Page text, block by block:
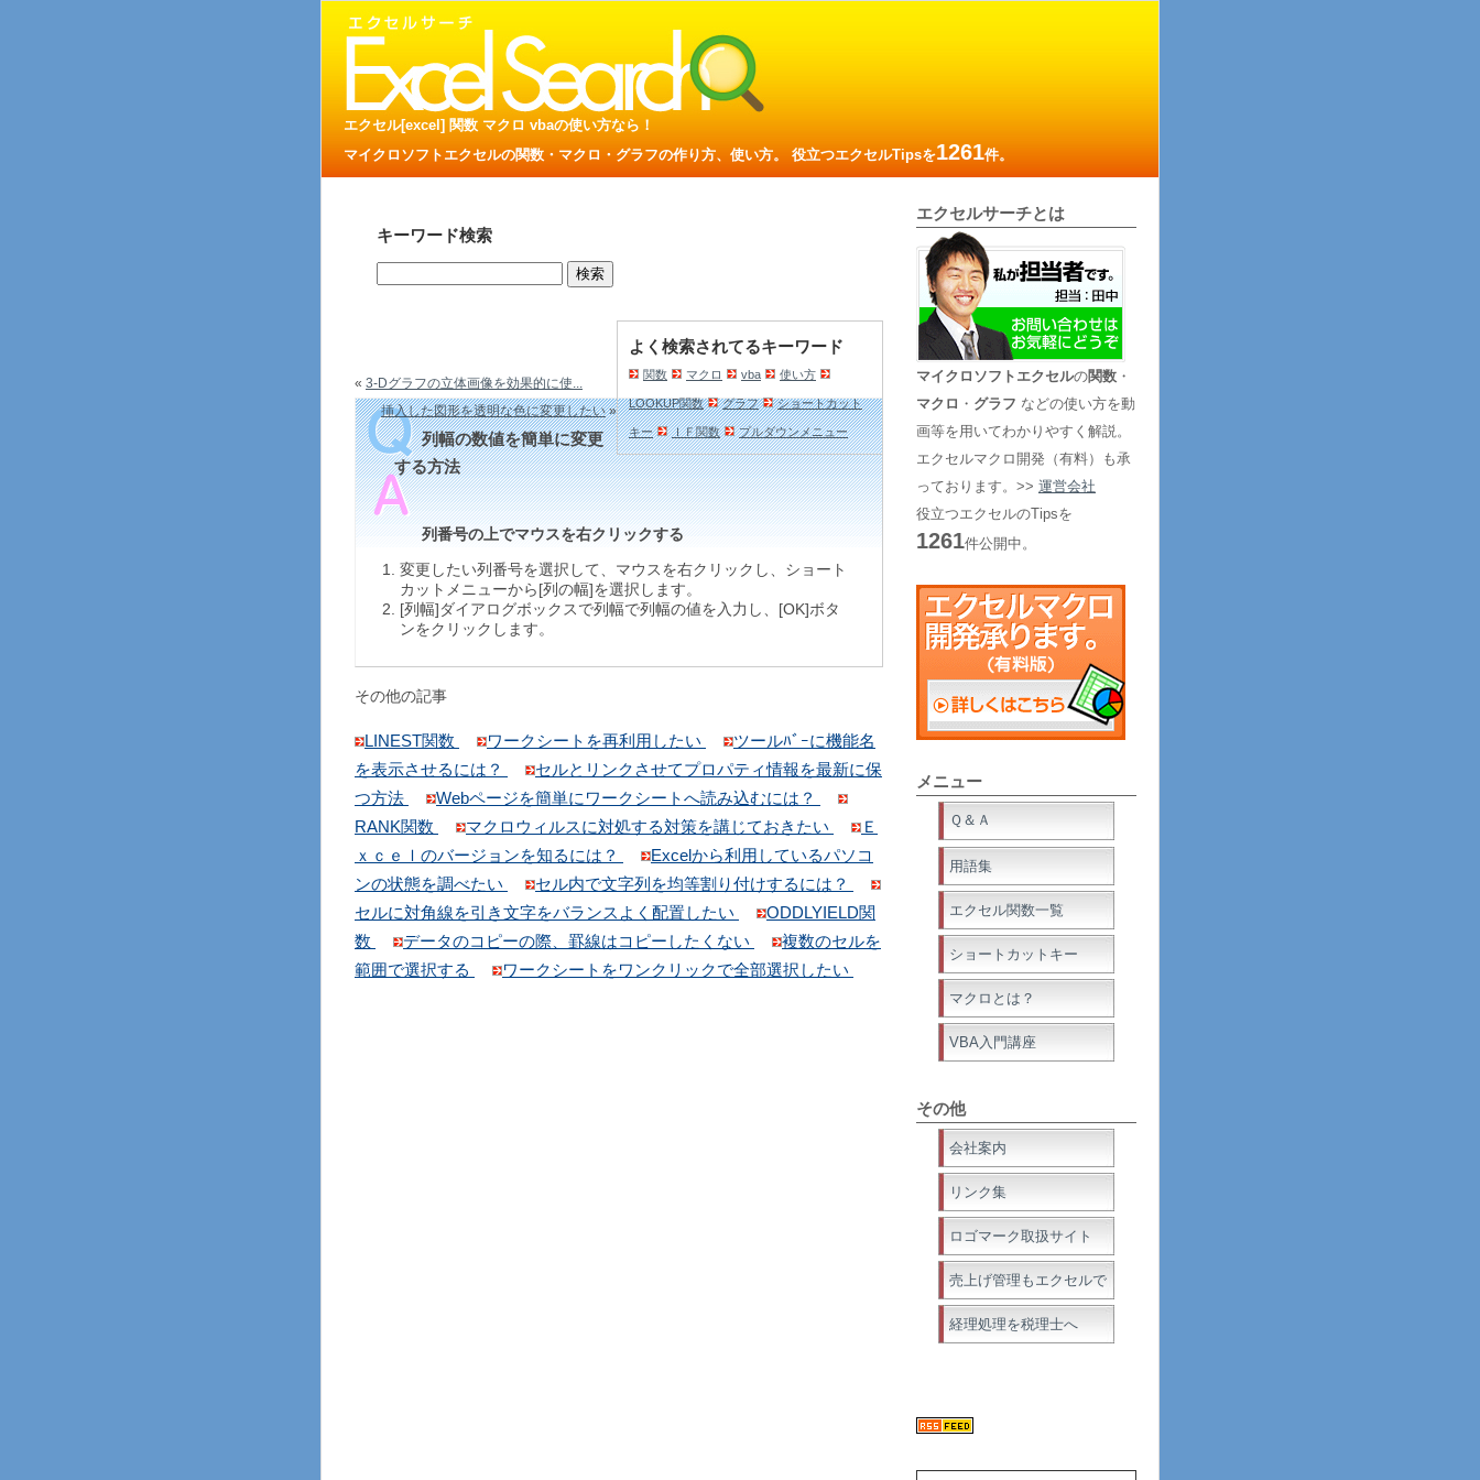
エクセル[excel] 関数 マクロ vbaの使い方なら！
マイクロソフトエクセルの関数・マクロ・グラフの作り方、使い方。 役立つエクセルTipsを1261件。
キーワード検索
よく検索されてるキーワード
関数 マクロ vba 使い方
LOOKUP関数 グラフ ショートカット
キー ＩＦ関数 プルダウンメニュー
« 3-Dグラフの立体画像を効果的に使...
挿入した図形を透明な色に変更したい»
列幅の数値を簡単に変更
する方法
列番号の上でマウスを右クリックする
変更したい列番号を選択して、マウスを右クリックし、ショート
カットメニューから[列の幅]を選択します。
[列幅]ダイアログボックスで列幅で列幅の値を入力し、[OK]ボタ
ンをクリックします。
その他の記事
LINEST関数 ワークシートを再利用したい
ツールﾊﾞｰに機能名
を表示させるには？
セルとリンクさせてプロパティ情報を最新に保
つ方法
Webページを簡単にワークシートへ読み込むには？
RANK関数
マクロウィルスに対処する対策を講じておきたい
Ｅ
ｘｃｅｌのバージョンを知るには？
Excelから利用しているパソコ
ンの状態を調べたい
セル内で文字列を均等割り付けするには？
セルに対角線を引き文字をバランスよく配置したい
ODDLYIELD関
数
データのコピーの際、罫線はコピーしたくない
複数のセルを
範囲で選択する
ワークシートをワンクリックで全部選択したい
エクセルサーチとは
マイクロソフトエクセルの関数 ・
マクロ ・ グラフ などの使い方を動
画等を用いてわかりやすく解説。
エクセルマクロ開発（有料）も承
っております。>> 運営会社
役立つエクセルのTipsを
1261件公開中。
メニュー
Ｑ＆Ａ
用語集
エクセル関数一覧
ショートカットキー
マクロとは？
VBA入門講座
その他
会社案内
リンク集
ロゴマーク取扱サイト
売上げ管理もエクセルで
経理処理を税理士へ